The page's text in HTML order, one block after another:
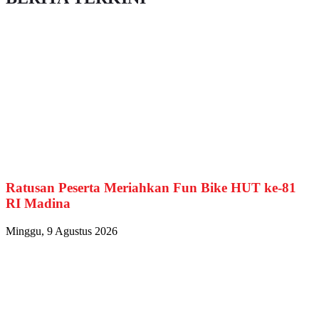
Ratusan Peserta Meriahkan Fun Bike HUT ke-81
RI Madina
Minggu, 9 Agustus 2026